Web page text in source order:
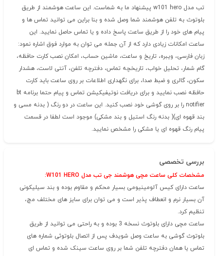
تب مدل w101 hero پیشنهاد ما به شماست. این ساعت هوشمند از طریق
بلوتوث به تلفن هوشمند شما وصل شده و بنا براین می توانید تماس ها و
پیام های خود را از طریق ساعت پاسخ داده و یا تماس حاصل نمایید. این
ساعت امکانات زیادی دارد که از آن جمله می توان به موارد فوق اشاره نمود:
زبان فارسی، ویبره، تاریخ و ساعت، ماشین حساب، امکان نصب کارت حافظه،
گام شمار، تحلیل خواب، تاریخچه تماس، دفترچه تلفن، آنتی لاست، هشدار
سکون، گالری و ضبط صدا، برای نگهداری اطلاعات بر روی ساعت باید کارت
حافظه نصب نمایید و برای دریافت نوتیفیکیشن تماس و پیام حتما برنامه bt
notifier را بر روی گوشی خود نصب کنید. این ساعت در دو رنگ ( بدنه مسی و
بند قهوه ای)( بدنه رنگ استیل و بند مشکی) موجود است لطفا در قسمت
پیام رنگ قهوه ای یا مشکی را مشخص نمایید.
بررسی تخصصی
مشخصات کلی ساعت مچی هوشمند جی تب مدل W101 HERO:
ساعت دارای کیس آلومینیومی بسیار محکم و مقاوم بوده و بند سیلیکونی
آن بسیار نرم و انعطاف پذیر است و می توان برای سایز های مختلف مچ،
تنظیم کرد.
ساعت مچی دارای بلوتوث نسخه 3 بوده و به راحتی می توانید از طریق
بلوتوث گوشی به ساعت وصل شویدف پس از اتصال بلوتوثی شماره های
تماس یا همان دفترچه تلفن شما بر روی ساعت سینک شده و تماس ای